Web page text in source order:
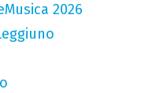
2026